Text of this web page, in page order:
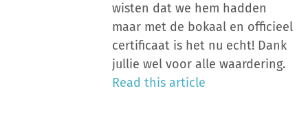
wisten dat we hem hadden
maar met de bokaal en officieel
certificaat is het nu echt! Dank
jullie wel voor alle waardering.
Read this article